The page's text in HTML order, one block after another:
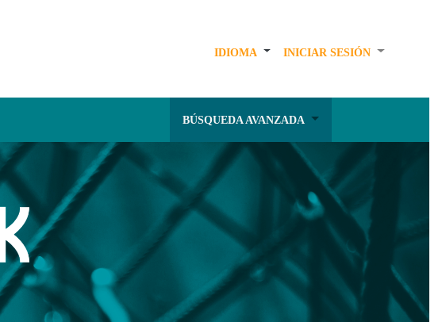
IDIOMA INICIAR SESIÓN
BÚSQUEDA AVANZADA